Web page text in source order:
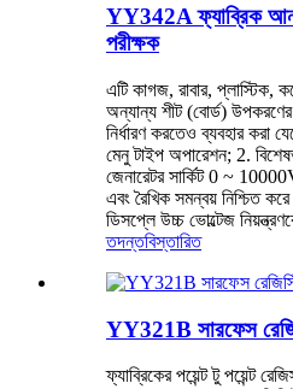
YY342A ফ্যাব্রিক
পরীক্ষক
এটি কাগজ, রাবার, প্লাস্টিক,
অন্যান্য শীট (বোর্ড) উপকরণের
নির্ধারণ করতেও ব্যবহার করা
মেনু টাইপ অপারেশন; 2.
জেনারেটর সার্কিট 0 ~
এবং রৈখিক সমন্বয় নিশ্চিত
ডিসপ্লে উচ্চ ভোল্টেজ
তদন্তবিস্তারিত
YY321B সারফেস
ফ্যাব্রিকের পয়েন্ট টু পয়েন্ট